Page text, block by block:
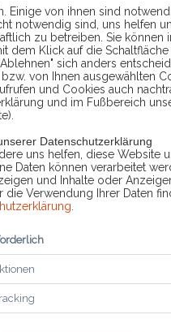
Einige von ihnen sind
notwendig sind, uns helfen
zu betreiben. Sie können
dem Klick auf die Schaltfläche
sich anders
von Ihnen ausgewählten
und Cookies auch
und im Fußbereich
Datenschutzerklärung
uns helfen, diese Website
Daten können verarbeitet
und Inhalte oder
die Verwendung Ihrer Daten
mit dem
(USB)
299,00 € *
mit
VCDS® ist
.
HEX-